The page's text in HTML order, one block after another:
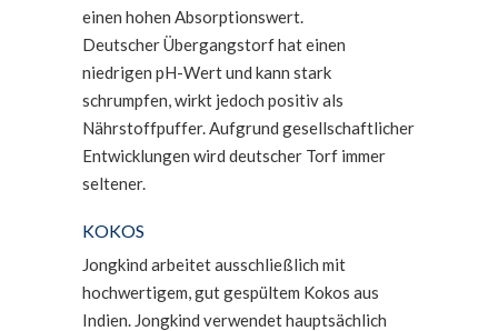
einen hohen Absorptionswert.
Deutscher Übergangstorf hat einen
niedrigen pH-Wert und kann stark
schrumpfen, wirkt jedoch positiv als
Nährstoffpuffer. Aufgrund gesellschaftlicher
Entwicklungen wird deutscher Torf immer
seltener.
KOKOS
Jongkind arbeitet ausschließlich mit
hochwertigem, gut gespültem Kokos aus
Indien. Jongkind verwendet hauptsächlich